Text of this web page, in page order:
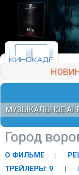
МУЗЫКАЛЬНОЕ AI
Город
О ФИЛЬМЕ :
ТРЕЙЛЕРЫ: 9
|